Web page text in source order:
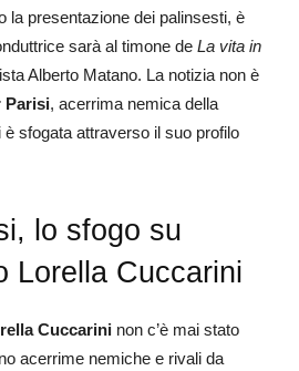
la presentazione dei palinsesti, è
sarà al timone de La vita in
Alberto Matano. La notizia non è
Parisi, acerrima nemica della
sfogata attraverso il suo profilo
lo sfogo su
Lorella Cuccarini
Cuccarini non c’è mai stato
acerrime nemiche e rivali da